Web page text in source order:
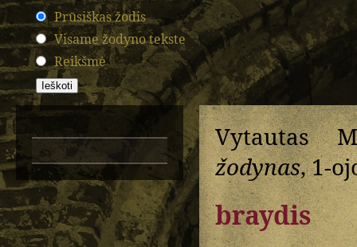
Prūsiškas žodis
Visame žodyno tekste
Reikšmė
Vytautas
žodynas, 1-
braydis